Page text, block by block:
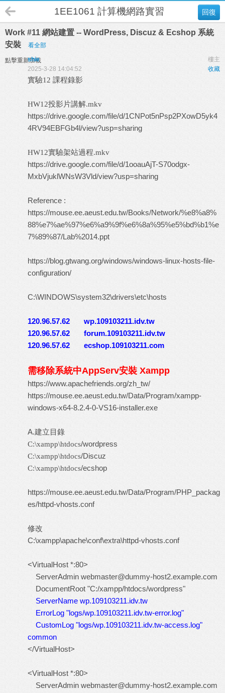
回復
1EE1061 計算機網路實習 B班
Work #11 網站建置 -- WordPress, Discuz & Ecshop 系統
安裝
看全部
點擊重新加載 樓主
shie
收藏
2025-3-28 14:04:52
實驗12 課程錄影
HW12投影片講解.mkv
https://drive.google.com/file/d/1CNPot5nPsp2PXowD5yk4
4RV94EBFGb4l/view?usp=sharing
HW12實驗架站過程.mkv
https://drive.google.com/file/d/1ooauAjT-S70odgx-
MxbVjuklWNsW3Vld/view?usp=sharing
Reference :
https://mouse.ee.aeust.edu.tw/Books/Network/%e8%a8%
88%e7%ae%97%e6%a9%9f%e6%8a%95%e5%bd%b1%e
7%89%87/Lab%2014.ppt
https://blog.gtwang.org/windows/windows-linux-hosts-file-
configuration/
C:\WINDOWS\system32\drivers\etc\hosts
120.96.57.62 wp.109103211.idv.tw
120.96.57.62 forum.109103211.idv.tw
120.96.57.62 ecshop.109103211.com
需移除系統中AppServ安裝 Xampp
https://www.apachefriends.org/zh_tw/
https://mouse.ee.aeust.edu.tw/Data/Program/xampp-
windows-x64-8.2.4-0-VS16-installer.exe
A.建立目錄
C:\xampp\htdocs/wordpress
C:\xampp\htdocs/Discuz
C:\xampp\htdocs/ecshop
https://mouse.ee.aeust.edu.tw/Data/Program/PHP_packag
es/httpd-vhosts.conf
修改
C:\xampp\apache\conf\extra\httpd-vhosts.conf
<VirtualHost *:80>
ServerAdmin webmaster@dummy-host2.example.com
DocumentRoot "C:/xampp/htdocs/wordpress"
ServerName wp.109103211.idv.tw
ErrorLog "logs/wp.109103211.idv.tw-error.log"
CustomLog "logs/wp.109103211.idv.tw-access.log"
common
</VirtualHost>
<VirtualHost *:80>
ServerAdmin webmaster@dummy-host2.example.com